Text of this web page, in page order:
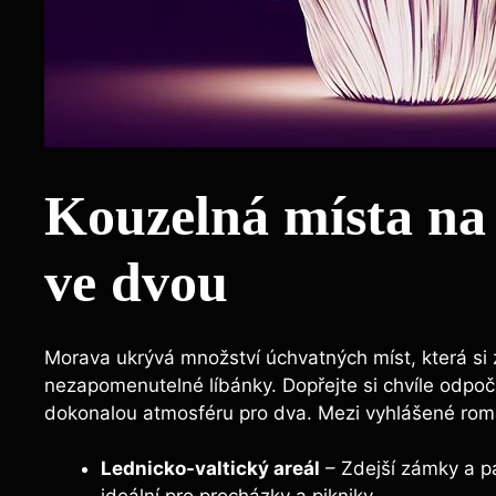
Kouzelná místa
ve ‌dvou
Morava ukrývá množství úchvatných míst, která
nezapomenutelné líbánky. Dopřejte si ‍chvíle
dokonalou atmosféru pro dva.‍ Mezi vyhlášené‍
Lednicko-valtický areál – Zdejší zámky a